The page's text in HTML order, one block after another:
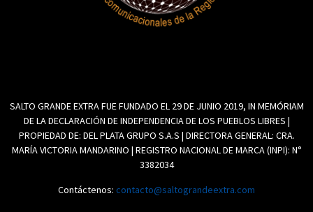
SALTO GRANDE EXTRA FUE FUNDADO EL 29 DE JUNIO 2019, IN MEMÓRIAM
DE LA DECLARACIÓN DE INDEPENDENCIA DE LOS PUEBLOS LIBRES |
PROPIEDAD DE: DEL PLATA GRUPO S.A.S | DIRECTORA GENERAL: CRA.
MARÍA VICTORIA MANDARINO | REGISTRO NACIONAL DE MARCA (INPI): N°
3382034
Contáctenos: contacto@saltograndeextra.com